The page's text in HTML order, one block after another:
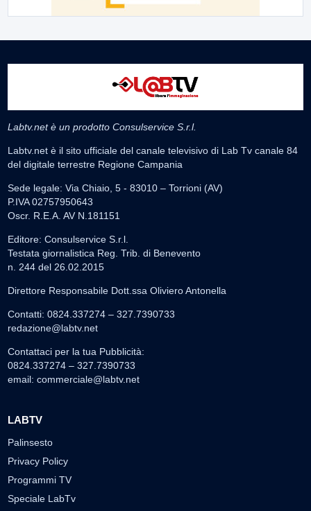
Labtv.net è un prodotto Consulservice S.r.l.
Labtv.net è il sito ufficiale del canale televisivo di Lab Tv canale 84
del digitale terrestre Regione Campania
Sede legale: Via Chiaio, 5 - 83010 – Torrioni (AV)
P.IVA 02757950643
Oscr. R.E.A. AV N.181151
Editore: Consulservice S.r.l.
Testata giornalistica Reg. Trib. di Benevento
n. 244 del 26.02.2015
Direttore Responsabile Dott.ssa Oliviero Antonella
Contatti: 0824.337274 – 327.7390733
redazione@labtv.net
Contattaci per la tua Pubblicità:
0824.337274 – 327.7390733
email: commerciale@labtv.net
LABTV
Palinsesto
Privacy Policy
Programmi TV
Speciale LabTv